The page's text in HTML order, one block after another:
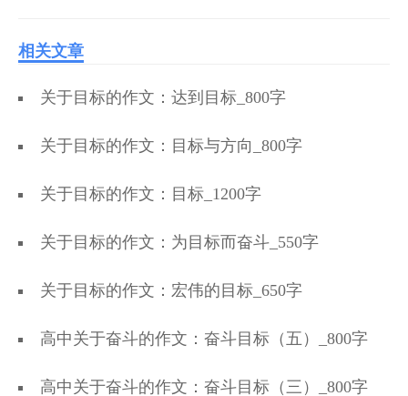
相关文章
关于目标的作文：达到目标_800字
关于目标的作文：目标与方向_800字
关于目标的作文：目标_1200字
关于目标的作文：为目标而奋斗_550字
关于目标的作文：宏伟的目标_650字
高中关于奋斗的作文：奋斗目标（五）_800字
高中关于奋斗的作文：奋斗目标（三）_800字